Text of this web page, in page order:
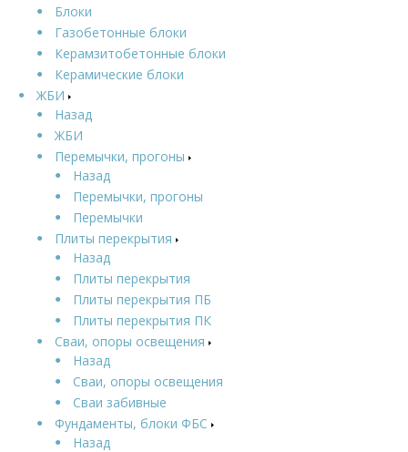
Блоки
Газобетонные блоки
Керамзитобетонные блоки
Керамические блоки
ЖБИ
Назад
ЖБИ
Перемычки, прогоны
Назад
Перемычки, прогоны
Перемычки
Плиты перекрытия
Назад
Плиты перекрытия
Плиты перекрытия ПБ
Плиты перекрытия ПК
Сваи, опоры освещения
Назад
Сваи, опоры освещения
Сваи забивные
Фундаменты, блоки ФБС
Назад